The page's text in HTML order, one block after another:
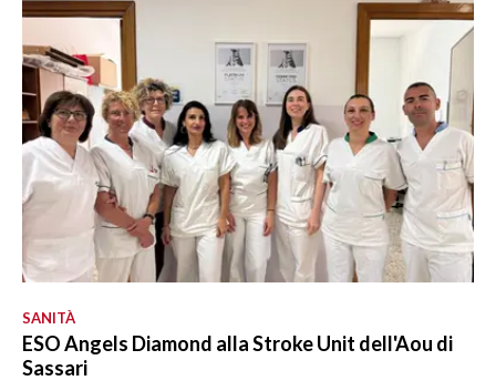
SANITÀ
ESO Angels Diamond alla Stroke Unit dell'Aou di
Sassari